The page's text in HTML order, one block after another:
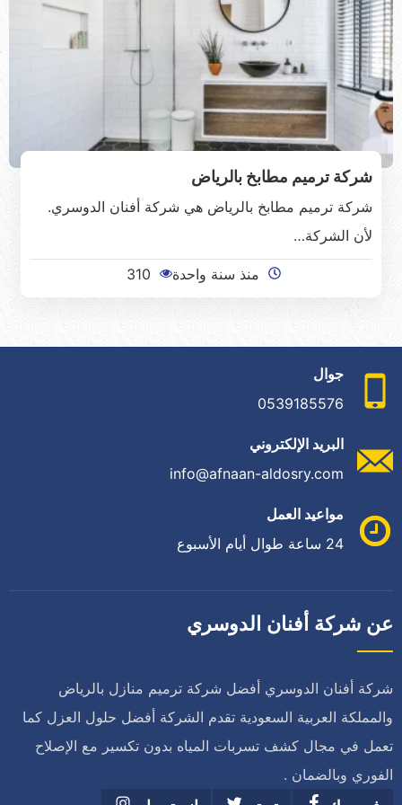
شركة ترميم مطابخ بالرياض
شركة ترميم مطابخ بالرياض هي شركة أفنان الدوسري.
لأن الشركة…
منذ سنة واحدة 310
جوال
0539185576
البريد الإلكتروني
info@afnaan-aldosry.com
مواعيد العمل
24 ساعة طوال أيام الأسبوع
عن شركة أفنان الدوسري
شركة أفنان الدوسري أفضل شركة ترميم منازل بالرياض
والمملكة العربية السعودية تقدم الشركة أفضل حلول العزل كما
تعمل في مجال كشف تسربات المياه بدون تكسير مع الإصلاح
الفوري وبالضمان .